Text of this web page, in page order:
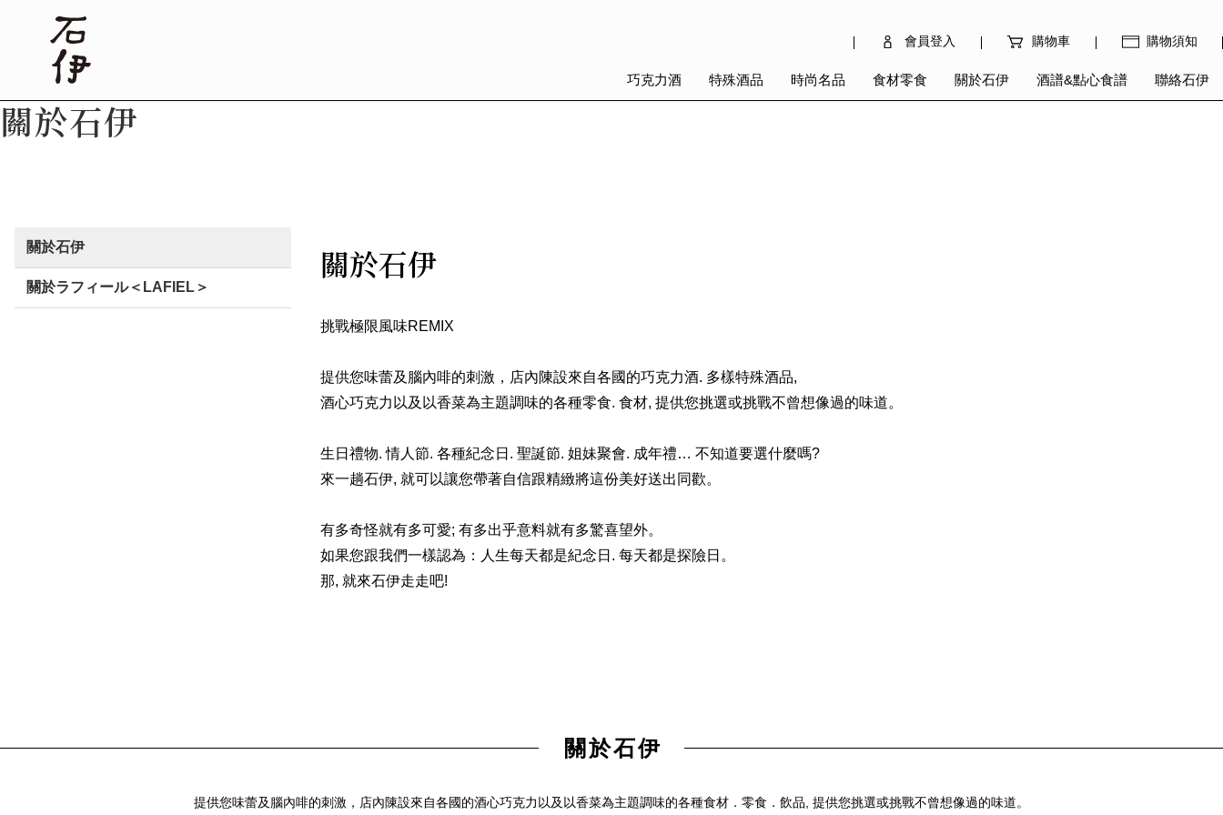
會員登入 購物車 購物須知
巧克力酒 特殊酒品 時尚名品 食材零食 關於石伊 酒譜&點心食譜 聯絡石伊
關於石伊
關於石伊
關於ラフィール＜LAFIEL＞
關於石伊
挑戰極限風味REMIX
提供您味蕾及腦內啡的刺激，店內陳設來自各國的巧克力酒. 多樣特殊酒品,
酒心巧克力以及以香菜為主題調味的各種零食. 食材, 提供您挑選或挑戰不曾想像過的味道。
生日禮物. 情人節. 各種紀念日. 聖誕節. 姐妹聚會. 成年禮… 不知道要選什麼嗎?
來一趟石伊, 就可以讓您帶著自信跟精緻將這份美好送出同歡。
有多奇怪就有多可愛; 有多出乎意料就有多驚喜望外。
如果您跟我們一樣認為：人生每天都是紀念日. 每天都是探險日。
那, 就來石伊走走吧!
關於石伊
提供您味蕾及腦內啡的刺激，店內陳設來自各國的酒心巧克力以及以香菜為主題調味的各種食材．零食．飲品, 提供您挑選或挑戰不曾想像過的味道。